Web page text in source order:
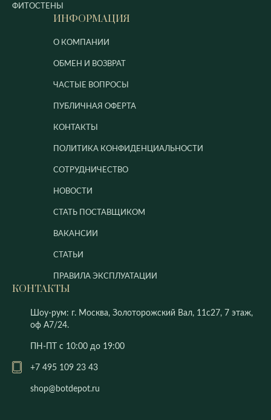
ФИТОСТЕНЫ
ИНФОРМАЦИЯ
О КОМПАНИИ
ОБМЕН И ВОЗВРАТ
ЧАСТЫЕ ВОПРОСЫ
ПУБЛИЧНАЯ ОФЕРТА
КОНТАКТЫ
ПОЛИТИКА КОНФИДЕНЦИАЛЬНОСТИ
СОТРУДНИЧЕСТВО
НОВОСТИ
СТАТЬ ПОСТАВЩИКОМ
ВАКАНСИИ
СТАТЬИ
ПРАВИЛА ЭКСПЛУАТАЦИИ
КОНТАКТЫ
Шоу-рум: г. Москва, Золоторожский Вал, 11с27, 7 этаж,
оф А7/24.
ПН-ПТ с 10:00 до 19:00
+7 495 109 23 43
shop@botdepot.ru